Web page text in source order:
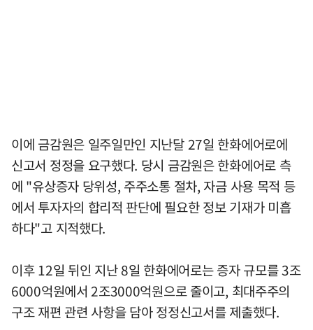
이에 금감원은 일주일만인 지난달 27일 한화에어로에
신고서 정정을 요구했다. 당시 금감원은 한화에어로 측
에 "유상증자 당위성, 주주소통 절차, 자금 사용 목적 등
에서 투자자의 합리적 판단에 필요한 정보 기재가 미흡
하다"고 지적했다.
이후 12일 뒤인 지난 8일 한화에어로는 증자 규모를 3조
6000억원에서 2조3000억원으로 줄이고, 최대주주의
구조 재편 관련 사항을 담아 정정신고서를 제출했다.